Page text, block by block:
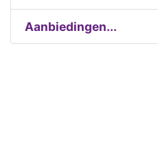
Aanbiedingen...